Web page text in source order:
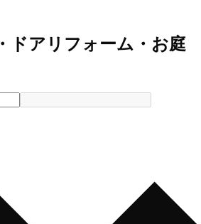
ドアリフォーム・お庭